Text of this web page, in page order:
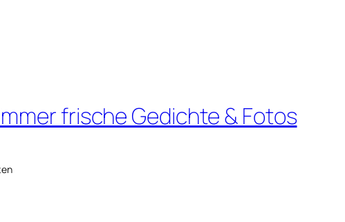
frische Gedichte & Fotos